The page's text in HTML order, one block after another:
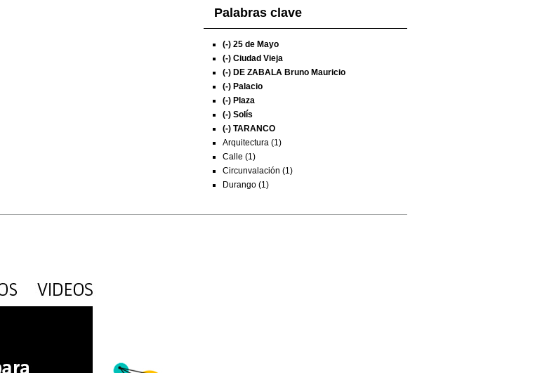
Palabras clave
(-) 25 de Mayo
(-) Ciudad Vieja
(-) DE ZABALA Bruno Mauricio
(-) Palacio
(-) Plaza
(-) Solís
(-) TARANCO
Arquitectura (1)
Calle (1)
Circunvalación (1)
Durango (1)